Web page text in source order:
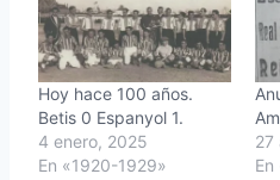
Hoy hace 100 años.
Betis 0 Espanyol 1.
4 enero, 2025
En «1920-1929»
27